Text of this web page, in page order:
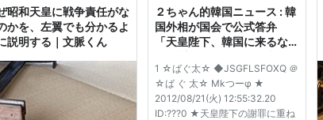
昭和天皇に戦争責任がな
かを、左翼でも分かるよ
説明する｜文脈くん
２ちゃん的韓国ニュース : 韓
国外相が国会で公式答弁
「天皇陛下、韓国に来るなら
に戦争責任あり」「日本は独
島を紛争地域化したいよう
だ」
1 ☆ばぐ太☆ ◆JSGFLSFOXQ ＠
☆ば ぐ 太☆ Mkつーφ ★
2012/08/21(火) 12:55:32.20
ID:???0 ★天皇陛下の謝罪に重ね